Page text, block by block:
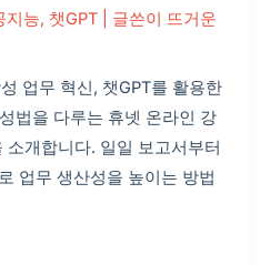
지능, 챗GPT| 글쓴이 뜨거운
업무 혁신, 챗GPT를 활용한
법을 다루는 휴넷 온라인 강
개합니다. 일일 보고서부터
업무 생산성을 높이는 방법